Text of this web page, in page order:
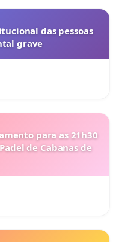
das pessoas
grave
para as 21h30
de Cabanas de